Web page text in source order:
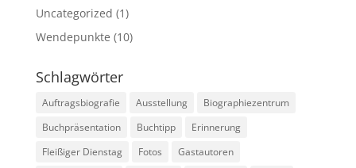
Uncategorized (1)
Wendepunkte (10)
Schlagwörter
Auftragsbiografie Ausstellung
Biographiezentrum
Buchpräsentation
Buchtipp
Erinnerung
Fleißiger Dienstag
Fotos
Gastautoren